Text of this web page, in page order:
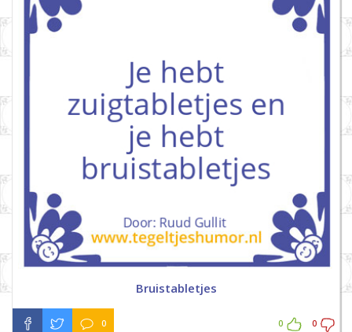
Bruistabletjes
0 0 0